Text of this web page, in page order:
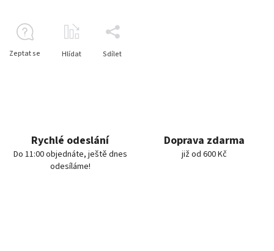
Zeptat se Hlídat Sdílet
Rychlé odeslání
Do 11:00 objednáte, ještě dnes
odesíláme!
Doprava zdarma
již od 600 Kč